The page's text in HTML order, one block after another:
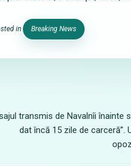
in Breaking News
transmis de Navalnîi înainte
dat încă 15 zile de carceră”.